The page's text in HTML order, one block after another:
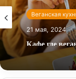
Веганская
21 мая, 2024
Кафе где